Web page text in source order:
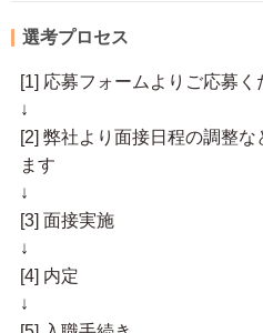
選考プロセス
[1] 応募フォームよりご応募く
↓
[2] 弊社より面接日程の調整
ます
↓
[3] 面接実施
↓
[4] 内定
↓